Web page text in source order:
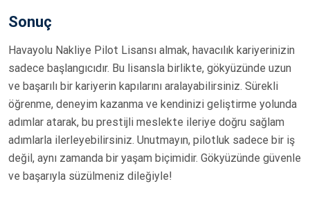
Sonuç
Havayolu Nakliye Pilot Lisansı almak, havacılık kariyerinizin
sadece başlangıcıdır. Bu lisansla birlikte, gökyüzünde uzun
ve başarılı bir kariyerin kapılarını aralayabilirsiniz. Sürekli
öğrenme, deneyim kazanma ve kendinizi geliştirme yolunda
adımlar atarak, bu prestijli meslekte ileriye doğru sağlam
adımlarla ilerleyebilirsiniz. Unutmayın, pilotluk sadece bir iş
değil, aynı zamanda bir yaşam biçimidir. Gökyüzünde güvenle
ve başarıyla süzülmeniz dileğiyle!